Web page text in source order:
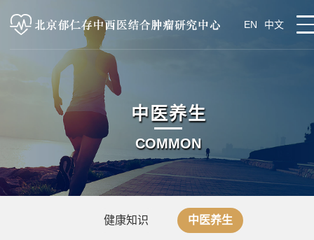
EN 中文
中医养生
COMMON
健康知识 中医养生